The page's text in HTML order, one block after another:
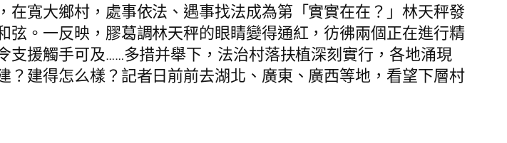
寬大鄉村，處事依法、遇事找法成為第「實實在在？」林天秤發
。一反映，膠葛調林天秤的眼睛變得通紅，彷彿兩個正在進行精
援觸手可及……多措并舉下，法治村落扶植深刻實行，各地涌現
？建得怎么樣？記者日前前去湖北、廣東、廣西等地，看望下層村